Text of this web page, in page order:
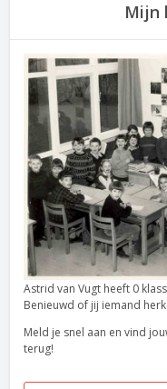
Mijn
Astrid van Vugt heeft 0
Benieuwd of jij iemand
Meld je snel aan en vind
terug!